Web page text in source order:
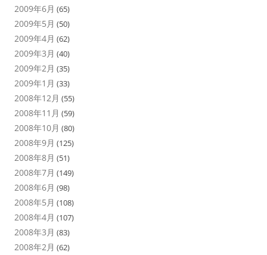
2009年6月 (65)
2009年5月 (50)
2009年4月 (62)
2009年3月 (40)
2009年2月 (35)
2009年1月 (33)
2008年12月 (55)
2008年11月 (59)
2008年10月 (80)
2008年9月 (125)
2008年8月 (51)
2008年7月 (149)
2008年6月 (98)
2008年5月 (108)
2008年4月 (107)
2008年3月 (83)
2008年2月 (62)